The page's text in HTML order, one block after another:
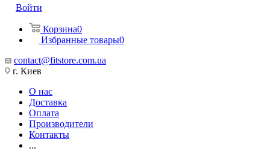
Войти
Корзина0
Избранные товары0
contact@fitstore.com.ua
г. Киев
О нас
Доставка
Оплата
Производители
Контакты
...